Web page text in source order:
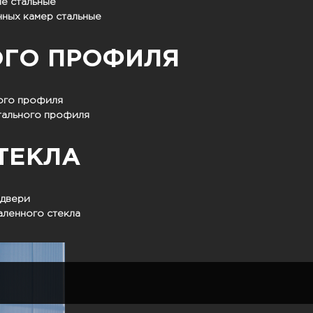
стальные
камер стальные
ПРОФИЛЯ
профиля
профиля
стекла